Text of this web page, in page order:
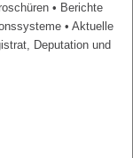
• Berichte
• Aktuelle
Deputation und